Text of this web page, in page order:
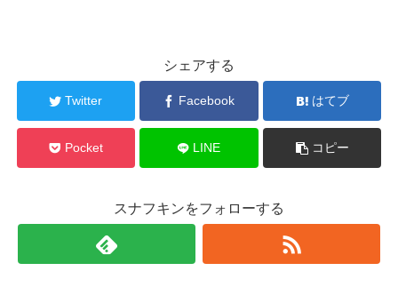
シェアする
Twitter Facebook はてブ
Pocket LINE コピー
スナフキンをフォローする